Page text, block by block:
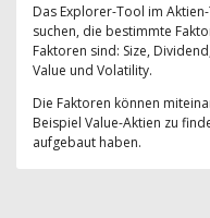
Das Explorer-Tool im
suchen, die bestimmte
Faktoren sind: Size,
Value und Volatility.
Die Faktoren können
Beispiel Value-Aktien zu
aufgebaut haben.